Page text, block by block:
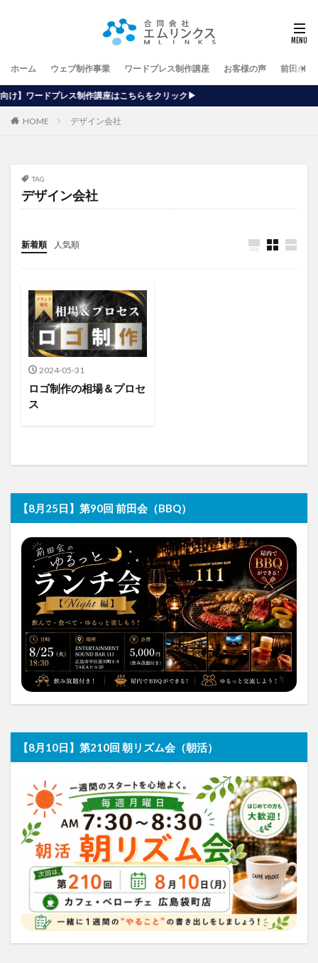
ホーム ウェブ制作事業 ワードプレス制作講座 お客様の声 前田が行
講座はこちらをクリック▶
HOME デザイン会社
TAG
デザイン会社
新着順 人気順
2024-05-31
ロゴ制作の相場＆プロセ
ス
【8月25日】第90回 前田会（BBQ）
【8月10日】第210回 朝リズム会（朝活）